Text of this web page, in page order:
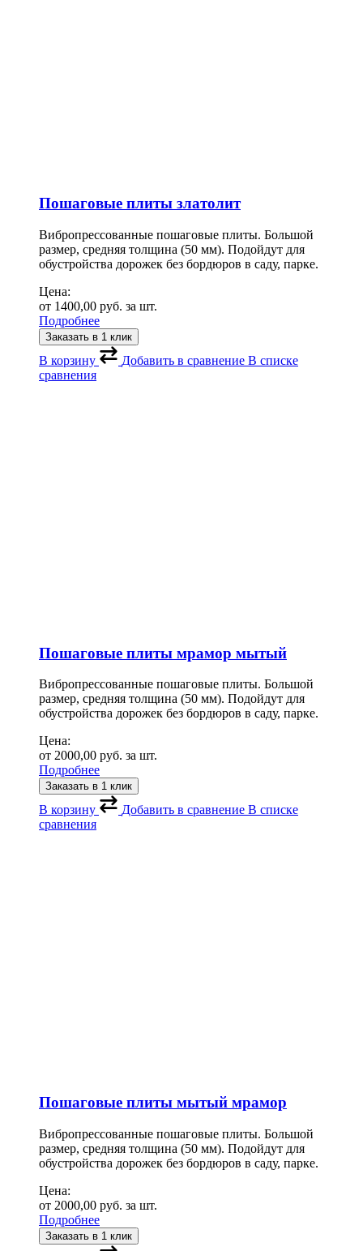
Пошаговые плиты златолит
Вибропрессованные пошаговые плиты. Большой
размер, средняя толщина (50 мм). Подойдут для
обустройства дорожек без бордюров в саду, парке.
Цена:
от 1400,00 руб. за шт.
Подробнее
Заказать в 1 клик
В корзину Добавить в сравнение В списке
сравнения
Пошаговые плиты мрамор мытый
Вибропрессованные пошаговые плиты. Большой
размер, средняя толщина (50 мм). Подойдут для
обустройства дорожек без бордюров в саду, парке.
Цена:
от 2000,00 руб. за шт.
Подробнее
Заказать в 1 клик
В корзину Добавить в сравнение В списке
сравнения
Пошаговые плиты мытый мрамор
Вибропрессованные пошаговые плиты. Большой
размер, средняя толщина (50 мм). Подойдут для
обустройства дорожек без бордюров в саду, парке.
Цена:
от 2000,00 руб. за шт.
Подробнее
Заказать в 1 клик